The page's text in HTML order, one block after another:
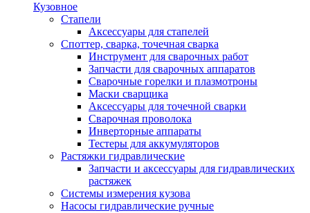
Кузовное
Стапели
Аксессуары для стапелей
Споттер, сварка, точечная сварка
Инструмент для сварочных работ
Запчасти для сварочных аппаратов
Сварочные горелки и плазмотроны
Маски сварщика
Аксессуары для точечной сварки
Сварочная проволока
Инверторные аппараты
Тестеры для аккумуляторов
Растяжки гидравлические
Запчасти и аксессуары для гидравлических
растяжек
Системы измерения кузова
Насосы гидравлические ручные